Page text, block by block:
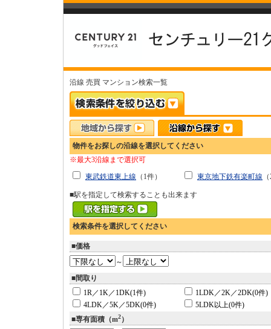
沿線 売買 マンション検索一覧
物件をお探しの沿線を選択してください
※最大3沿線まで選択可
東武鉄道東上線 （1件） 東京地下鉄有楽町線
■駅を指定して検索することも出来ます
検索条件を選択してください
■価格
～
■間取り
1R／1K／1DK(1件)
1LDK／2K／2DK(0件)
4LDK／5K／5DK(0件)
5LDK以上(0件)
■専有面積（m2）